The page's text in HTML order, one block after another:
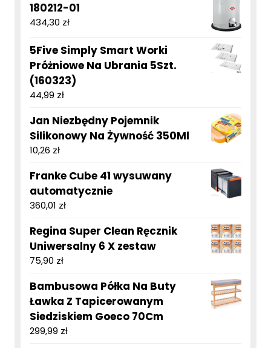
180212-01
434,30 zł
5Five Simply Smart Worki
Próżniowe Na Ubrania 5Szt.
(160323)
44,99 zł
Jan Niezbędny Pojemnik
Silikonowy Na Żywność 350Ml
10,26 zł
Franke Cube 41 wysuwany
automatycznie
360,01 zł
Regina Super Clean Ręcznik
Uniwersalny 6 X zestaw
75,90 zł
Bambusowa Półka Na Buty
Ławka Z Tapicerowanym
Siedziskiem Goeco 70Cm
299,99 zł